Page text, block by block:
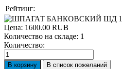
Рейтинг:
Цена: 1600.00 RUB
Количество на складе: 1
Количество: